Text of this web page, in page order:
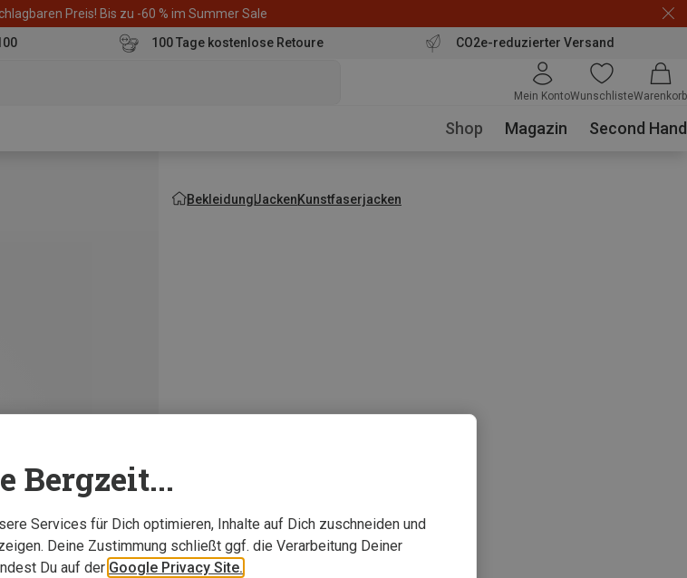
Preis! Bis zu -60 % im Summer Sale
100 Tage kostenlose Retoure CO2e-reduzierter Versand
Mein KontoWunschlisteWarenkorb
Shop Magazin Second Hand
BekleidungJackenKunstfaserjacken
Bergzeit...
Services für Dich optimieren, Inhalte auf Dich zuschneiden und
Deine Zustimmung schließt ggf. die Verarbeitung Deiner
Du auf der Google Privacy Site.